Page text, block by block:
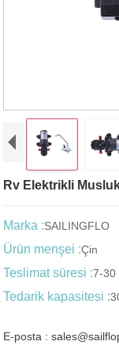
Rv Elektrikli
Marka :SAILINGFLO
Ürün menşei :Çin
Teslimat süresi :7-30
Tedarik kapasitesi :
E-posta :